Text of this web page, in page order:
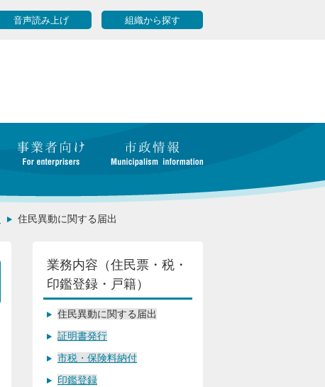
音声読み上げ 組織から探す
住民異動に関する届出
業務内容（住民票・税・
印鑑登録・戸籍）
住民異動に関する届出
証明書発行
市税・保険料納付
印鑑登録